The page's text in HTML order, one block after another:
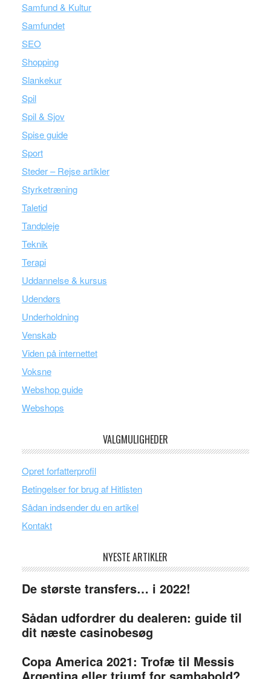
Samfund & Kultur
Samfundet
SEO
Shopping
Slankekur
Spil
Spil & Sjov
Spise guide
Sport
Steder – Rejse artikler
Styrketræning
Taletid
Tandpleje
Teknik
Terapi
Uddannelse & kursus
Udendørs
Underholdning
Venskab
Viden på internettet
Voksne
Webshop guide
Webshops
VALGMULIGHEDER
Opret forfatterprofil
Betingelser for brug af Hitlisten
Sådan indsender du en artikel
Kontakt
NYESTE ARTIKLER
De største transfers… i 2022!
Sådan udfordrer du dealeren: guide til
dit næste casinobesøg
Copa America 2021: Trofæ til Messis